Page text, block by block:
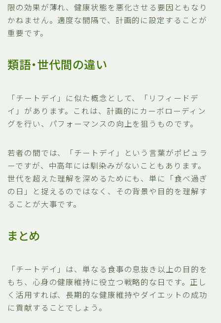
限の効果が薄れ、健康状態を悪化させる要因ともなり
かねません。適度な間隔で、計画的に設定することが
重要です。
類語・世代間の違い
「チートデイ」に似た概念として、「リフィードデ
イ」があります。これは、計画的にカーボローディン
グを行い、パフォーマンスの向上を狙うものです。
若者の間では、「チートデイ」という言葉がポピュラ
ーですが、中高年には馴染みがないこともあります。
世代を超えた理解を深めるためにも、単に「食べ過ぎ
の日」と捉えるのではなく、その背景や目的を理解す
ることが大事です。
まとめ
「チートデイ」は、単なる食事の息抜き以上の目的を
もち、心身の健康維持に役立つ戦略的な日です。正し
く活用すれば、長期的な健康維持やダイエットの成功
に貢献することでしょう。